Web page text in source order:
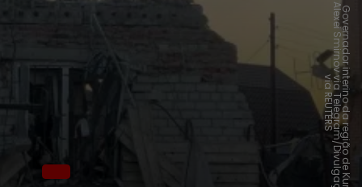
G
o
v
e
r
n
a
d
o
r
i
n
t
e
r
i
n
o
d
a
r
e
g
i
ã
o
d
e
K
u
r
s
k
,
Al
e
x
e
i
S
m
i
r
n
o
v
vi
a
T
e
l
e
g
r
a
m
/
D
i
v
u
l
g
a
ç
ã
o
vi
a
R
E
U
T
E
R
S